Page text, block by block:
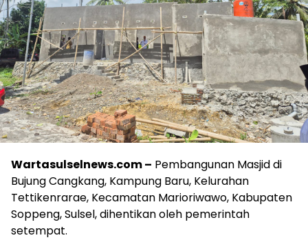
Wartasulselnews.com– Pembangunan Masjid di
Bujung Cangkang, Kampung Baru, Kelurahan
Tettikenrarae, Kecamatan Marioriwawo, Kabupaten
Soppeng, Sulsel, dihentikan oleh pemerintah
setempat.